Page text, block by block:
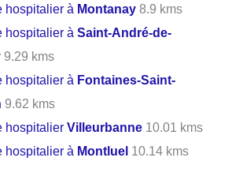
hospitalier à Montanay 8.9 kms
hospitalier àSaint-André-de-
9.29 kms
hospitalier à Fontaines-Saint-
9.62 kms
hospitalierVilleurbanne 10.01 kms
hospitalier à Montluel 10.14 kms